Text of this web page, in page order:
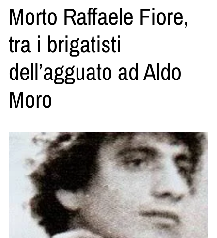
Morto Raffaele Fiore,
tra i brigatisti
dell’agguato ad Aldo
Moro